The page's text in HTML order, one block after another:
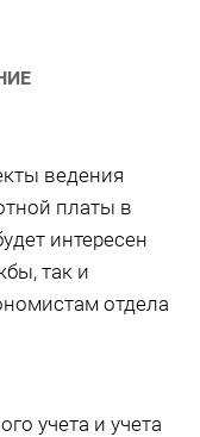
ведения
платы в
интересен
так и
отдела
учета и учета